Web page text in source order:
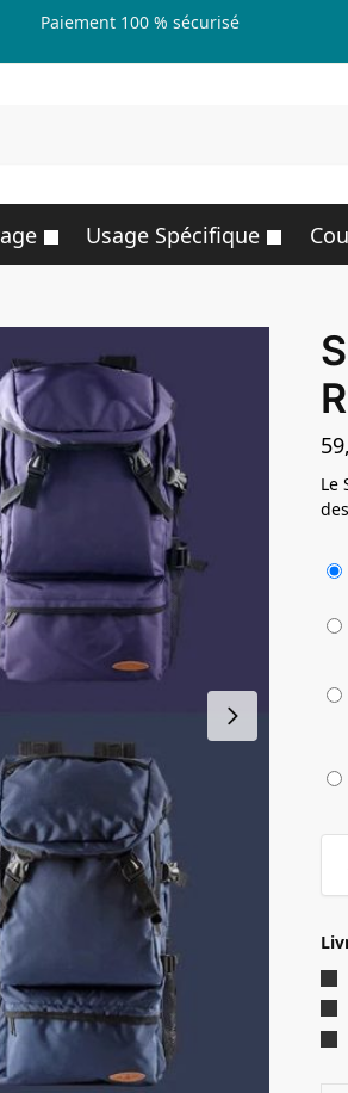
Paiement 100 % sécurisé
Usage Spécifique
Le